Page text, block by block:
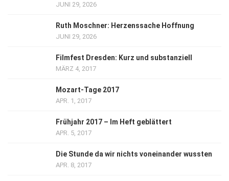
JUNI 29, 2026
Ruth Moschner: Herzenssache Hoffnung
JUNI 29, 2026
Filmfest Dresden: Kurz und substanziell
MÄRZ 4, 2017
Mozart-Tage 2017
APR. 1, 2017
Frühjahr 2017 – Im Heft geblättert
APR. 5, 2017
Die Stunde da wir nichts voneinander wussten
APR. 8, 2017